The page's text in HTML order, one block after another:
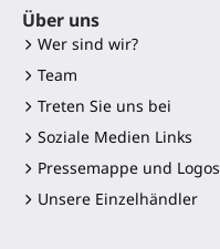
Über uns
Wer sind wir?
Team
Treten Sie uns bei
Soziale Medien Links
Pressemappe und Logos
Unsere Einzelhändler